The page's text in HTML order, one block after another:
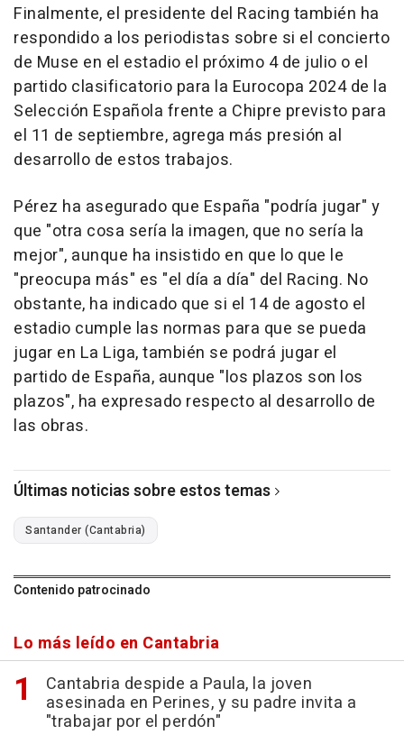
Finalmente, el presidente del Racing también ha
respondido a los periodistas sobre si el concierto
de Muse en el estadio el próximo 4 de julio o el
partido clasificatorio para la Eurocopa 2024 de la
Selección Española frente a Chipre previsto para
el 11 de septiembre, agrega más presión al
desarrollo de estos trabajos.
Pérez ha asegurado que España "podría jugar" y
que "otra cosa sería la imagen, que no sería la
mejor", aunque ha insistido en que lo que le
"preocupa más" es "el día a día" del Racing. No
obstante, ha indicado que si el 14 de agosto el
estadio cumple las normas para que se pueda
jugar en La Liga, también se podrá jugar el
partido de España, aunque "los plazos son los
plazos", ha expresado respecto al desarrollo de
las obras.
Últimas noticias sobre estos temas
Santander (Cantabria)
Contenido patrocinado
Lo más leído en Cantabria
Cantabria despide a Paula, la joven
asesinada en Perines, y su padre invita a
"trabajar por el perdón"